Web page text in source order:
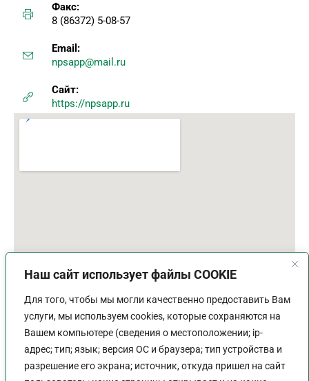
Наш сайт использует файлы COOKIE
Для того, чтобы мы могли качественно предоставить Вам
услуги, мы используем cookies, которые сохраняются на
Вашем компьютере (сведения о местоположении; ip-
адрес; тип; язык; версия ОС и браузера; тип устройства и
разрешение его экрана; источник, откуда пришел на сайт
Факс:
8 (86372) 5-08-57
Email:
npsapp@mail.ru
Сайт:
https://npsapp.ru